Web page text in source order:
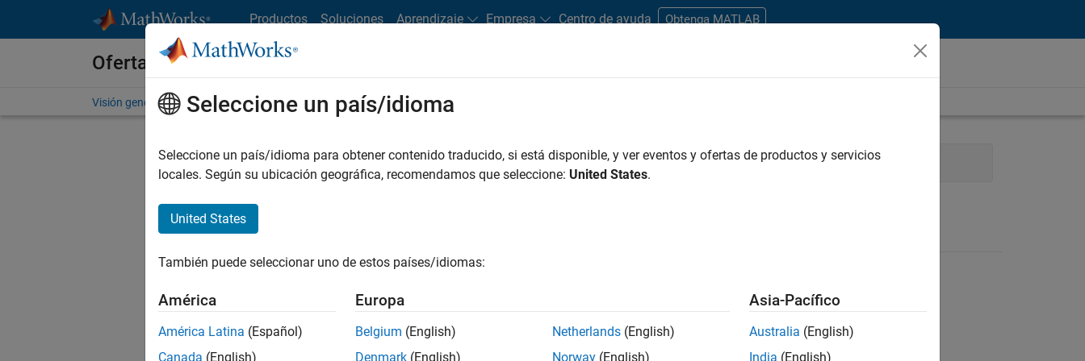
Productos Soluciones Aprendizaje Empresa Centro de ayuda Obtenga MATLAB
Ofertas de empleo en MathWorks
Visión general Búsqueda de empleo Oficinas locales Estudiantes y nuevas carreras
FILTRADO POR Program Management Quality Engineering Industry Marketing
No se han traducido todos los empleos. Busque por ubicación para encontrar todos los empleos en su zona.
Seleccione un país/idioma
Seleccione un país/idioma para obtener contenido traducido, si está disponible, y ver eventos y ofertas de productos y servicios
locales. Según su ubicación geográfica, recomendamos que seleccione: United States.
United States
También puede seleccionar uno de estos países/idiomas:
América
América Latina (Español)
Canada (English)
Europa
Belgium (English)
Denmark (English)
Netherlands (English)
Norway (English)
Asia-Pacífico
Australia (English)
India (English)